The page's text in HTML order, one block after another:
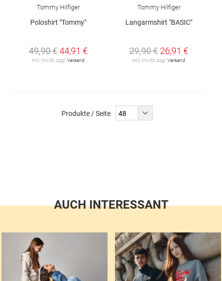
Tommy Hilfiger
Poloshirt "Tommy"
49,90 €44,91 €
inkl. MwSt. zzgl. Versand
Tommy Hilfiger
Langarmshirt "BASIC"
29,90 € 26,91 €
inkl. MwSt. zzgl. Versand
Produkte / Seite
AUCH INTERESSANT